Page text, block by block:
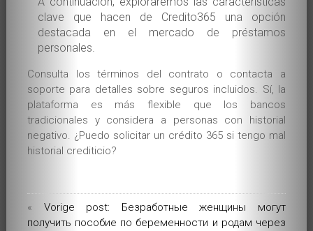
clave que hacen de Credito365 una opción
destacada en el mercado de préstamos
personales.
Consulta los términos del contrato o contacta a
soporte para detalles sobre seguros incluidos. Sí, la
plataforma es más flexible que los bancos
tradicionales y considera a personas con historial
negativo. ¿Puedo solicitar un crédito 365 si tengo mal
historial crediticio?
« Vorige post: Безработные женщины могут
получить пособие по беременности и родам через